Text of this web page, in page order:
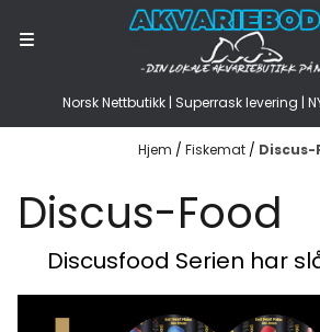
Hopp til innhold
Norsk Nettbutikk | Superrask levering |
Hjem / Fiskemat / Discus-
Discus-Food
Discusfood Serien har